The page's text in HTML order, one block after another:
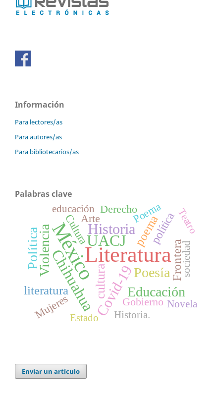
Información
Para lectores/as
Para autores/as
Para bibliotecarios/as
Palabras clave
Literatura
MéxicoUACJ
Chihuahua
Historia
Covid-19Poesía
Violencia
Educación
Política
cultura
poema
Frontera
literatura
política
Cultura Poema
Arte
Derecho
Mujeres Gobierno
sociedad
Teatro
educación
Historia.
Estado
Novela
Enviar un artículo